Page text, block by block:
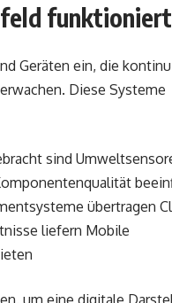
funktioniert
Geräten ein, die
Diese Systeme
sind
übertragen
liefern Mobile
um eine digitale